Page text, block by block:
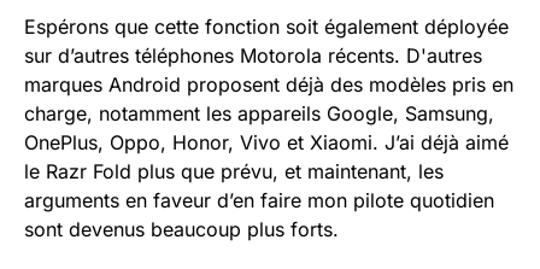
Espérons que cette fonction soit également déployée
sur d’autres téléphones Motorola récents. D'autres
marques Android proposent déjà des modèles pris en
charge, notamment les appareils Google, Samsung,
OnePlus, Oppo, Honor, Vivo et Xiaomi. J’ai déjà aimé
le Razr Fold plus que prévu, et maintenant, les
arguments en faveur d’en faire mon pilote quotidien
sont devenus beaucoup plus forts.